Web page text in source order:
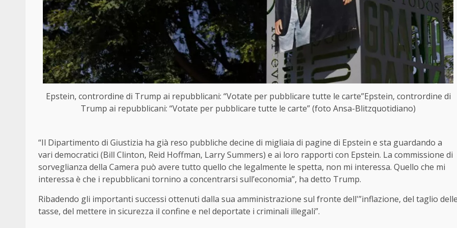
Epstein, contrordine di Trump ai repubblicani: “Votate per pubblicare tutte le carte”Epstein, contrordine di
Trump ai repubblicani: “Votate per pubblicare tutte le carte” (foto Ansa-Blitzquotidiano)
“Il Dipartimento di Giustizia ha già reso pubbliche decine di migliaia di pagine di Epstein e sta guardando a
vari democratici (Bill Clinton, Reid Hoffman, Larry Summers) e ai loro rapporti con Epstein. La commissione di
sorveglianza della Camera può avere tutto quello che legalmente le spetta, non mi interessa. Quello che mi
interessa è che i repubblicani tornino a concentrarsi sull’economia”, ha detto Trump.
Ribadendo gli importanti successi ottenuti dalla sua amministrazione sul fronte dell'”inflazione, del taglio
tasse, del mettere in sicurezza il confine e nel deportate i criminali illegali”.